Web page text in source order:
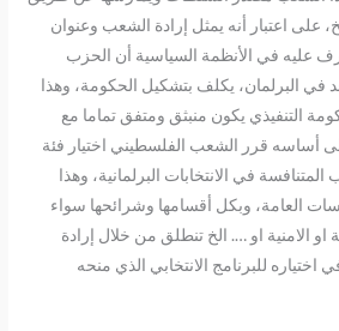
على اعتبار أنه يمثل إرادة الشعب وعنوان
عليه في الأنظمة السياسية أن الحزب
في البرلمان، يكلف بتشكيل الحكومة، وهذا
التنفيذي يكون منبثق ومتفق تماما مع
أساسه قرر الشعب الفلسطيني اختيار فئة
في الانتخابات البرلمانية، وهذا
العامة، وبكل أقسامها وشرائحها سواء
او الامنية او …. الخ تنطلق من خلال إرادة
للبرنامج الانتخابي الذي منحه